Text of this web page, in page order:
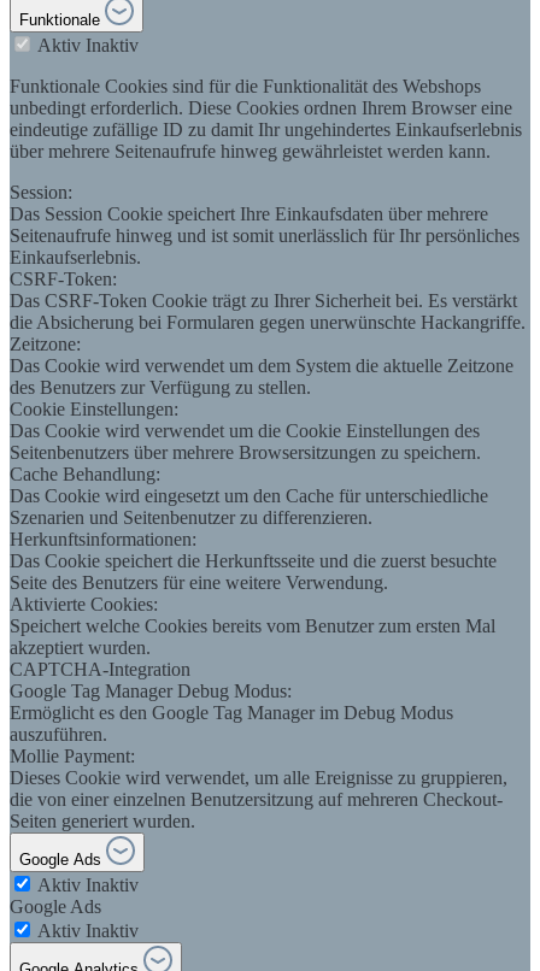
Funktionale
Aktiv Inaktiv
Funktionale Cookies sind für die Funktionalität des Webshops
unbedingt erforderlich. Diese Cookies ordnen Ihrem Browser eine
eindeutige zufällige ID zu damit Ihr ungehindertes Einkaufserlebnis
über mehrere Seitenaufrufe hinweg gewährleistet werden kann.
Session:
Das Session Cookie speichert Ihre Einkaufsdaten über mehrere
Seitenaufrufe hinweg und ist somit unerlässlich für Ihr persönliches
Einkaufserlebnis.
CSRF-Token:
Das CSRF-Token Cookie trägt zu Ihrer Sicherheit bei. Es verstärkt
die Absicherung bei Formularen gegen unerwünschte Hackangriffe.
Zeitzone:
Das Cookie wird verwendet um dem System die aktuelle Zeitzone
des Benutzers zur Verfügung zu stellen.
Cookie Einstellungen:
Das Cookie wird verwendet um die Cookie Einstellungen des
Seitenbenutzers über mehrere Browsersitzungen zu speichern.
Cache Behandlung:
Das Cookie wird eingesetzt um den Cache für unterschiedliche
Szenarien und Seitenbenutzer zu differenzieren.
Herkunftsinformationen:
Das Cookie speichert die Herkunftsseite und die zuerst besuchte
Seite des Benutzers für eine weitere Verwendung.
Aktivierte Cookies:
Speichert welche Cookies bereits vom Benutzer zum ersten Mal
akzeptiert wurden.
CAPTCHA-Integration
Google Tag Manager Debug Modus:
Ermöglicht es den Google Tag Manager im Debug Modus
auszuführen.
Mollie Payment:
Dieses Cookie wird verwendet, um alle Ereignisse zu gruppieren,
die von einer einzelnen Benutzersitzung auf mehreren Checkout-
Seiten generiert wurden.
Google Ads
Aktiv Inaktiv
Google Ads
Aktiv Inaktiv